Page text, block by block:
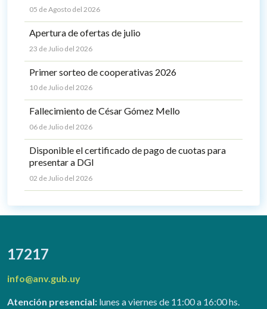
05 de Agosto del 2026
Apertura de ofertas de julio
23 de Julio del 2026
Primer sorteo de cooperativas 2026
10 de Julio del 2026
Fallecimiento de César Gómez Mello
06 de Julio del 2026
Disponible el certificado de pago de cuotas para
presentar a DGI
02 de Julio del 2026
17217
info@anv.gub.uy
Atención presencial: lunes a viernes de 11:00 a 16:00 hs.